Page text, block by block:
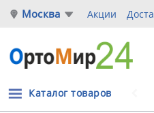
Москва Акции
Каталог товаров